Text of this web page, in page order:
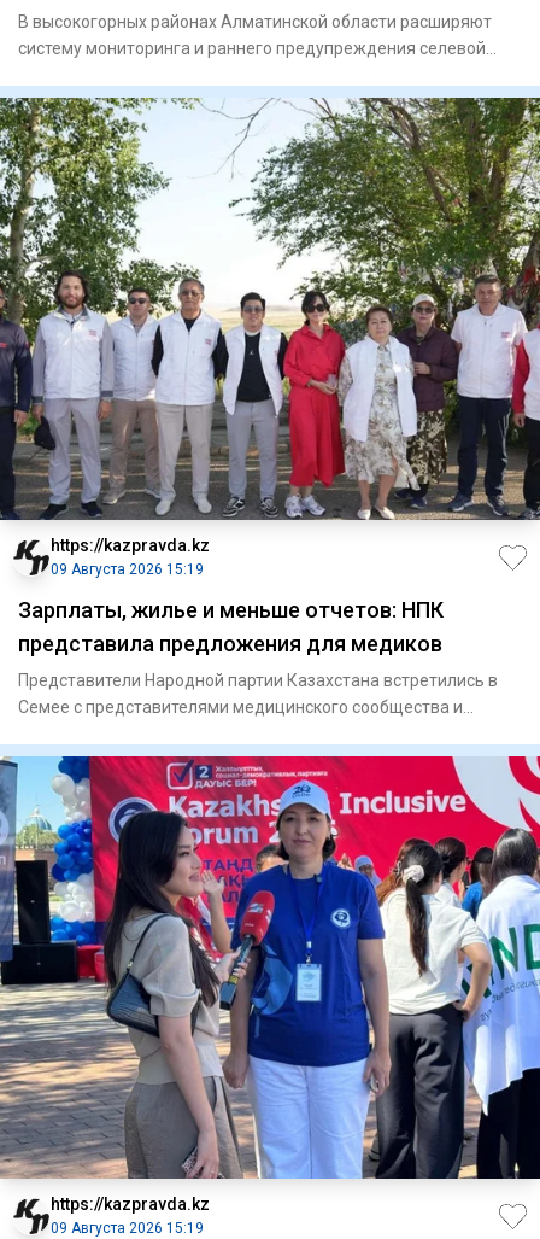
В высокогорных районах Алматинской области расширяют
систему мониторинга и раннего предупреждения селевой
https://kazpravda.kz
09 Августа 2026 15:19
Зарплаты, жилье и меньше отчетов: НПК
представила предложения для медиков
Представители Народной партии Казахстана встретились в
Семее с представителями медицинского сообщества и
https://kazpravda.kz
09 Августа 2026 15:19